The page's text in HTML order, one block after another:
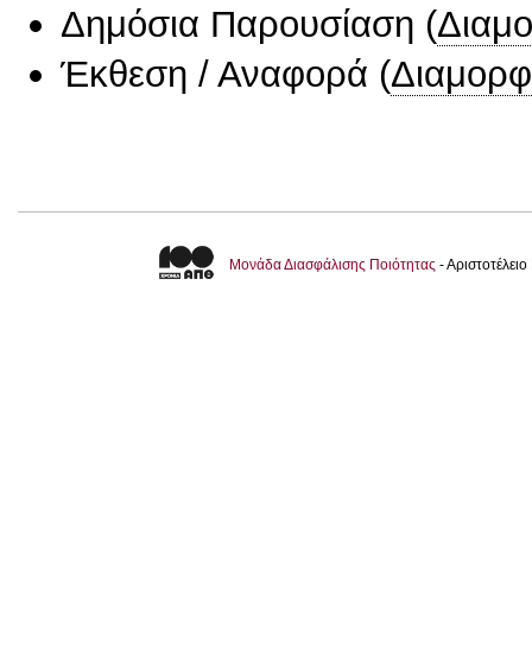
Δημόσια Παρουσίαση (
Έκθεση / Αναφορά (
Μονάδα Διασφάλισης Ποιότητας -